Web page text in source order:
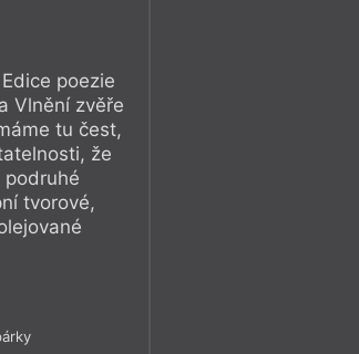
poezie
Vlnění zvěře
tu čest,
že
podruhé
tvorové,